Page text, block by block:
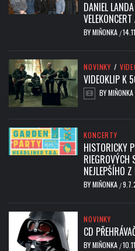
DANIEL
BYMIŇONKA /
NOVINKY /
VIDEOKLIP K
BYMIŇONKA
KONCERTY
HISTORICKY
RIEGROVÝCH
NEJLEPŠÍHO
BYMIŇONKA /
NOVINKY
CD
BYMIŇONKA /